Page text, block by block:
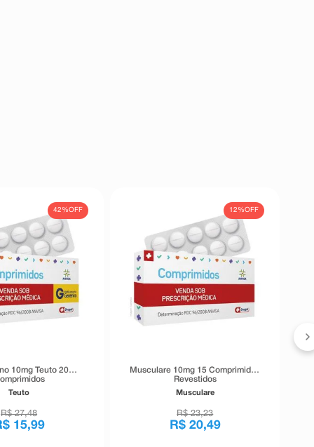
42%OFF
10mg Teuto 20
Teuto
R$ 27,48
15,99
12%OFF
Musculare 10mg 15 Comprimidos
Revestidos
Musculare
R$ 23,23
R$ 20,49